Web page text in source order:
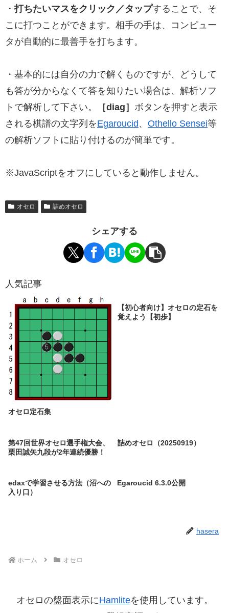
・打ちたいマスをクリック／タップすることで、そ
こに打つことができます。相手の手は、コンピュー
タが自動的に最善手を打ちます。
・基本的には自分の力で解くものですが、どうして
も答が分からなくて答を知りたい場合は、解析ソフ
トで解析して下さい。
［diag］ ボタンを押すと表示
される棋譜の文字列をEgaroucid、 Othello Sensei等
の解析ソフトに貼り付けるのが簡単です。
※JavaScriptをオフにしていると動作しません。
オセロ 詰めオセロ
シェアする
人気記事
オセロ定石集
【初心者向け】オセロの定石を
覚えよう【初歩】
第47回世界オセロ選手権大会、
栗田誠矢九段が2年連続優勝！
詰めオセロ（20250919）
edaxで学習させる方法（沼への
入り口）
Egaroucid 6.3.0公開
hasera
ホーム オセロ
オセロの盤面表示にHamliteを使用しています。